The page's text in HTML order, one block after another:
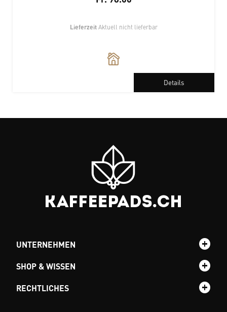
LieferzeitAktuell nicht lieferbar
Details
UNTERNEHMEN
SHOP & WISSEN
RECHTLICHES